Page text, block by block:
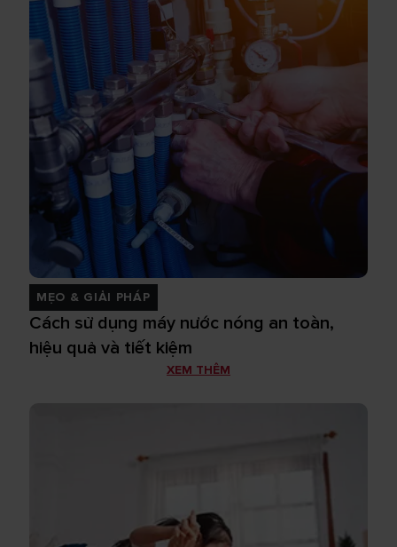
MẸO & GIẢI PHÁP
Cách sử dụng máy nước nóng an toàn,
hiệu quả và tiết kiệm
XEM THÊM